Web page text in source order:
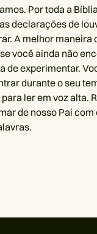
Por toda a
declarações de
A melhor maneira
você ainda não
de experimentar.
durante o seu
ler em voz alta.
de nosso Pai